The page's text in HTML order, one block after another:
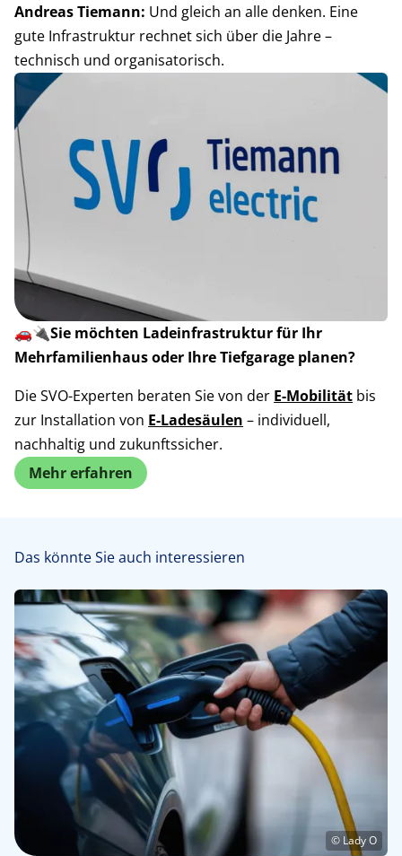
Andreas Tiemann: Und gleich an alle denken. Eine
gute Infrastruktur rechnet sich über die Jahre –
technisch und organisatorisch.
🚗🔌Sie möchten Ladeinfrastruktur für Ihr
Mehrfamilienhaus oder Ihre Tiefgarage planen?
Die SVO-Experten beraten Sie von der E-Mobilität bis
zur Installation von E-Ladesäulen – individuell,
nachhaltig und zukunftssicher.
Mehr erfahren
Das könnte Sie auch interessieren
© Lady O